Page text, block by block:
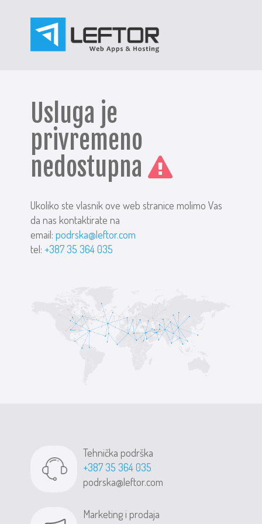
Usluga je
privremeno
nedostupna
Ukoliko ste vlasnik ove web stranice molimo Vas
da nas kontaktirate na
email:podrska@leftor.com
tel: +387 35 364 035
Tehnička podrška
+387 35 364 035
podrska@leftor.com
Marketing i prodaja